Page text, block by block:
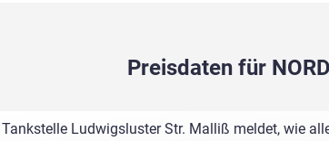
Preisdaten für
Tankstelle Ludwigsluster Str. Malliß meldet, wie